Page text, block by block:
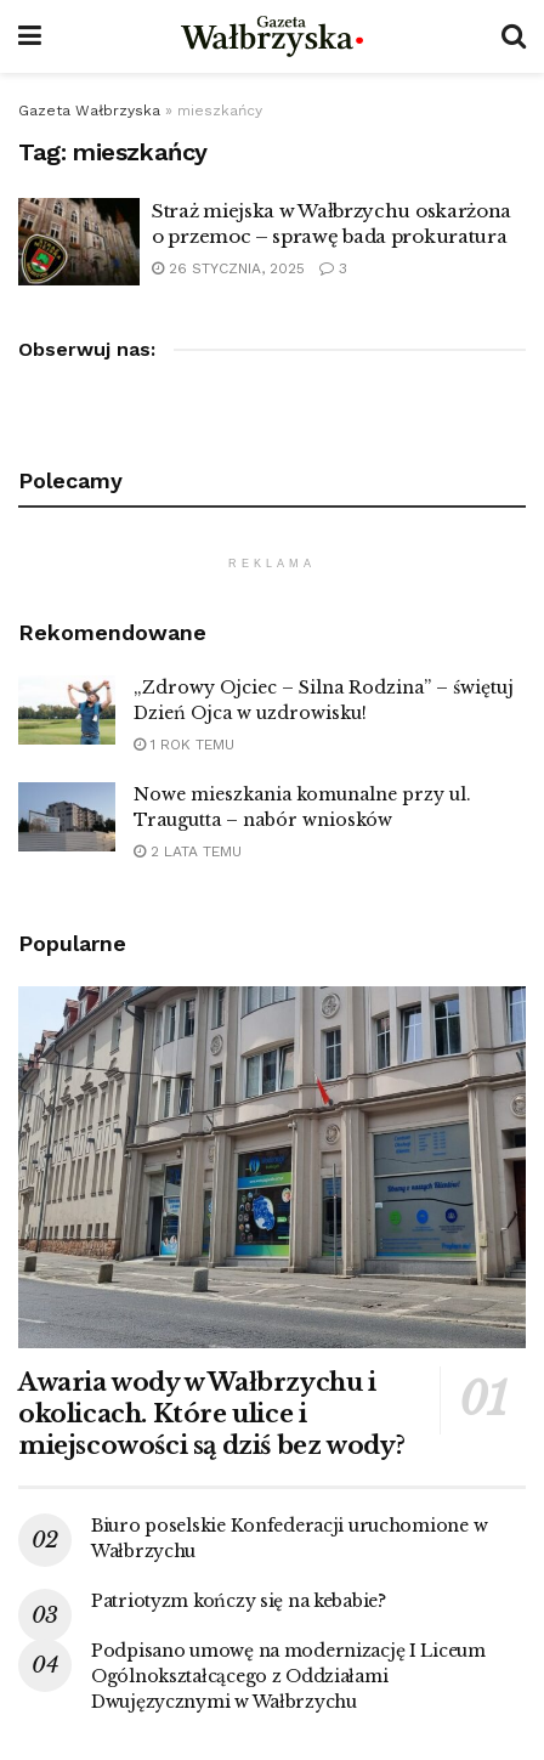
Gazeta Wałbrzyska » mieszkańcy
Tag: mieszkańcy
Straż miejska w Wałbrzychu oskarżona
o przemoc – sprawę bada prokuratura
26 STYCZNIA, 2025 3
Obserwuj nas:
Polecamy
REKLAMA
Rekomendowane
„Zdrowy Ojciec – Silna Rodzina” – świętuj
Dzień Ojca w uzdrowisku!
1 ROK TEMU
Nowe mieszkania komunalne przy ul.
Traugutta – nabór wniosków
2 LATA TEMU
Popularne
Awaria wody w Wałbrzychu i
okolicach. Które ulice i
miejscowości są dziś bez wody?
Biuro poselskie Konfederacji uruchomione w
Wałbrzychu
Patriotyzm kończy się na kebabie?
Podpisano umowę na modernizację I Liceum
Ogólnokształcącego z Oddziałami
Dwujęzycznymi w Wałbrzychu